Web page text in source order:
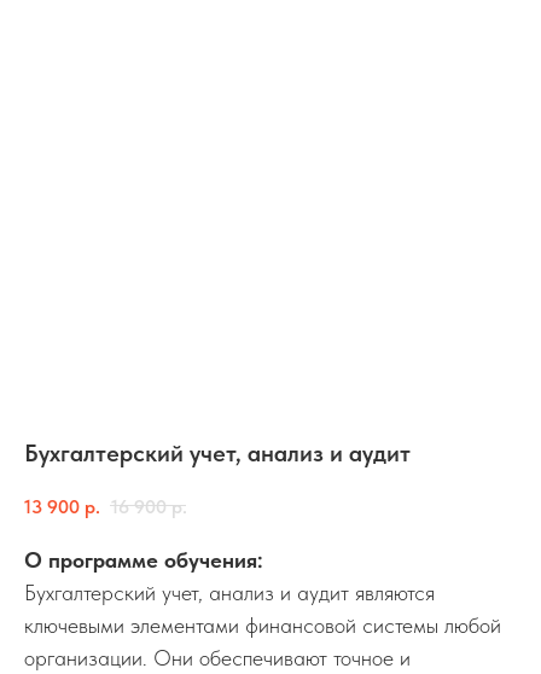
Бухгалтерский учет, анализ и аудит
13 900 р. 16 900 р.
О программе обучения:
Бухгалтерский учет, анализ и аудит являются
ключевыми элементами финансовой системы любой
организации. Они обеспечивают точное и